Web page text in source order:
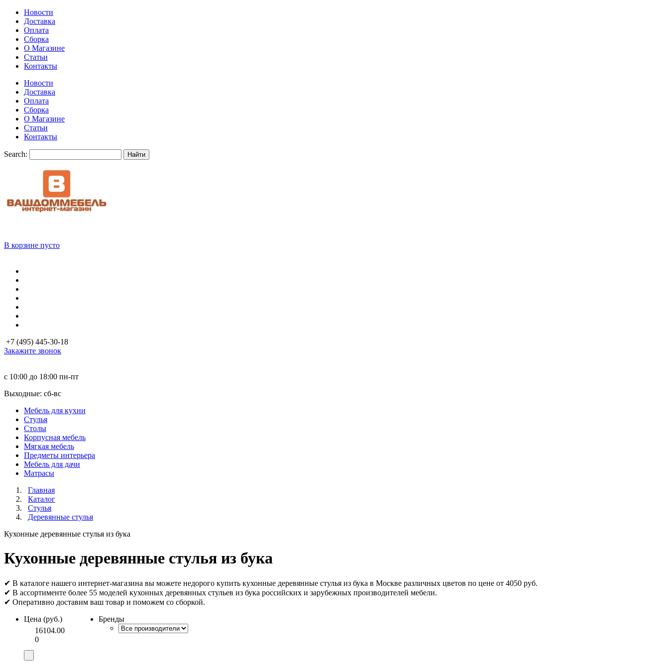
Новости
Доставка
Оплата
Сборка
О Магазине
Статьи
Контакты
Новости
Доставка
Оплата
Сборка
О Магазине
Статьи
Контакты
Search: Найти
В корзине пусто
+7 (495) 445-30-18
Закажите звонок
с 10:00 до 18:00 пн-пт
Выходные: сб-вc
Мебель для кухни
Стулья
Столы
Корпусная мебель
Мягкая мебель
Предметы интерьера
Мебель для дачи
Матраcы
Главная
Каталог
Стулья
Деревянные стулья
Кухонные деревянные стулья из бука
Кухонные деревянные стулья из бука
✔ В каталоге нашего интернет-магазина вы можете недорого купить кухонные деревянные стулья из бука в Москве различных цветов по цене от 4050 руб.
✔ В ассортименте более 55 моделей кухонных деревянных стульев из бука российских и зарубежных производителей мебели.
✔ Оперативно доставим ваш товар и поможем со сборкой.
Цена (руб.)
16104.00
0
Бренды